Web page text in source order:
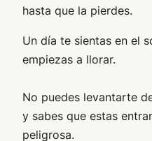
hasta que la pierdes.
Un día te sientas en el
empiezas a llorar.
No puedes levantarte
y sabes que estas
peligrosa.